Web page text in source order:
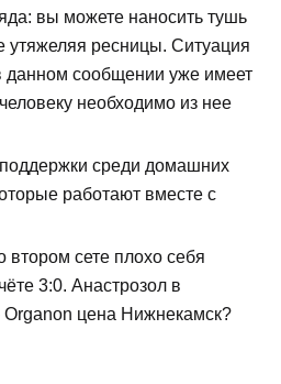
вы можете наносить тушь
утяжеляя ресницы. Ситуация
данном сообщении уже имеет
необходимо из нее
среди домашних
работают вместе с
втором сете плохо себя
3:0. Анастрозол в
цена Нижнекамск?